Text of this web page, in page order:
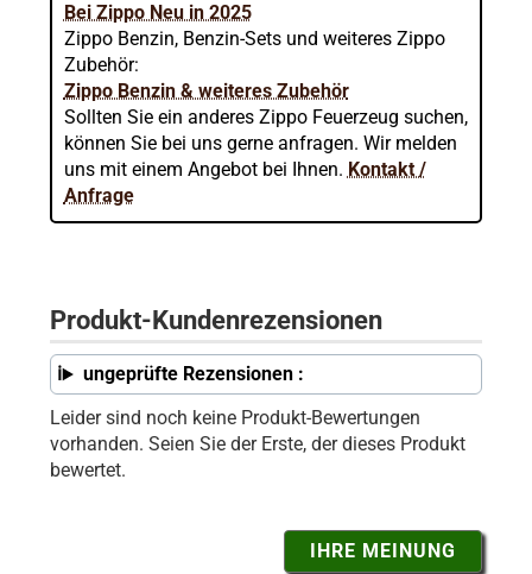
Bei Zippo Neu in 2025
Zippo Benzin, Benzin-Sets und weiteres Zippo
Zubehör:
Zippo Benzin & weiteres Zubehör
Sollten Sie ein anderes Zippo Feuerzeug suchen,
können Sie bei uns gerne anfragen. Wir melden
uns mit einem Angebot bei Ihnen. Kontakt /
Anfrage
Produkt-Kundenrezensionen
ungeprüfte Rezensionen :
Leider sind noch keine Produkt-Bewertungen
vorhanden. Seien Sie der Erste, der dieses Produkt
bewertet.
IHRE MEINUNG